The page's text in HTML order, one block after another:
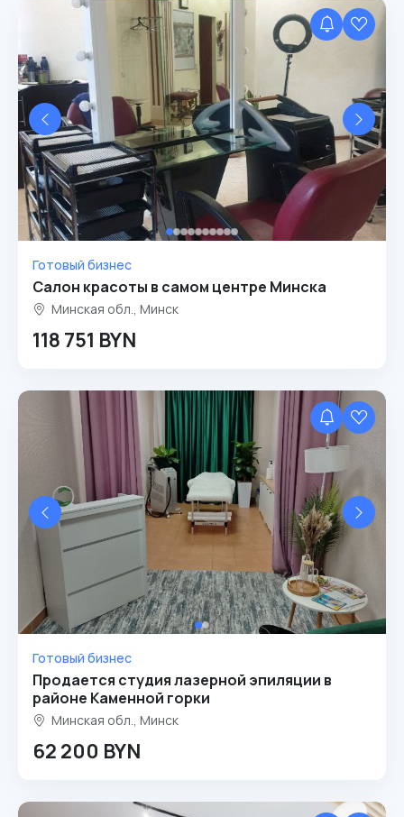
Готовый бизнес
Салон красоты в самом центре Минска
Минская обл., Минск
118 751 BYN
Готовый бизнес
Продается студия лазерной эпиляции в
районе Каменной горки
Минская обл., Минск
62 200 BYN